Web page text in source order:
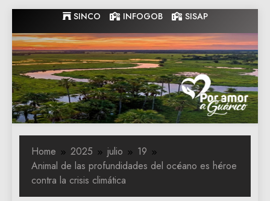
to
content
SINCO INFOGOB SISAP
Gobernacion
de Guarico
Gobernacion de Guarico
Home 2025 julio
19
Animal de las profundidades del océano es héroe
contra la crisis climática